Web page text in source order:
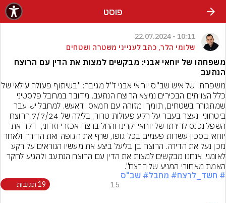
פוסט
10:11 - 22.07.2024
שלומי הלר, כתב לענייני משטרה ושטחים
משפחתו של יוחאי אבני: מבקשים למצות את הדין עם הרוצח
הנתעב
משפחתו של איש שב"ס יוחאי אבני ז"ל מגיבה: "בשיתוף פעולה עילאי של
השפל נכנס לדירתו של יוחאי יקרינו והחל ברצח אכזרי וזדוני,  דקר את
האמת מאחורי המניע של הרצח".
# חשד_לרצח# מחבל# שב"ס
15 19 תגובות